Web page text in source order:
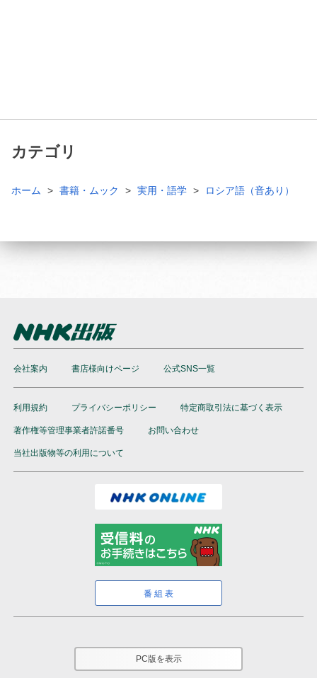
カテゴリ
ホーム 書籍・ムック 実用・語学 ロシア語（音あり）
会社案内 書店様向けページ 公式SNS一覧
利用規約 プライバシーポリシー 特定商取引法に基づく表示
著作権等管理事業者許諾番号 お問い合わせ
当社出版物等の利用について
番組表
PC版を表示